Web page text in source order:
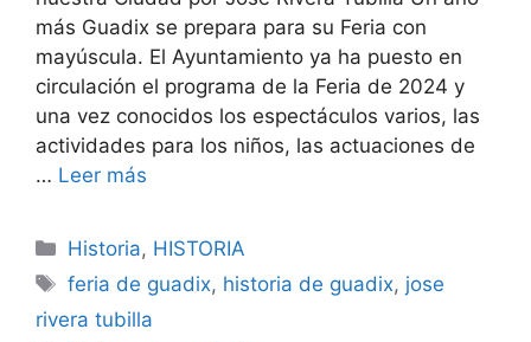
más Guadix se prepara para su Feria con
mayúscula. El Ayuntamiento ya ha puesto en
circulación el programa de la Feria de 2024 y
una vez conocidos los espectáculos varios, las
actividades para los niños, las actuaciones de
… Leer más
Categorías
Historia, HISTORIA
Etiquetas
feria de guadix, historia de guadix, jose
rivera tubilla